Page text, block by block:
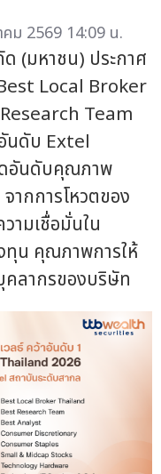
ม 2569 14:09 น.
ด (มหาชน) ประกาศ
Local Broker
Team
นดับ Extel
ดอันดับคุณภาพ
จากการโหวตของ
ามเชื่อมั่นใน
ทุน คุณภาพการให้
คลากรของบริษัท